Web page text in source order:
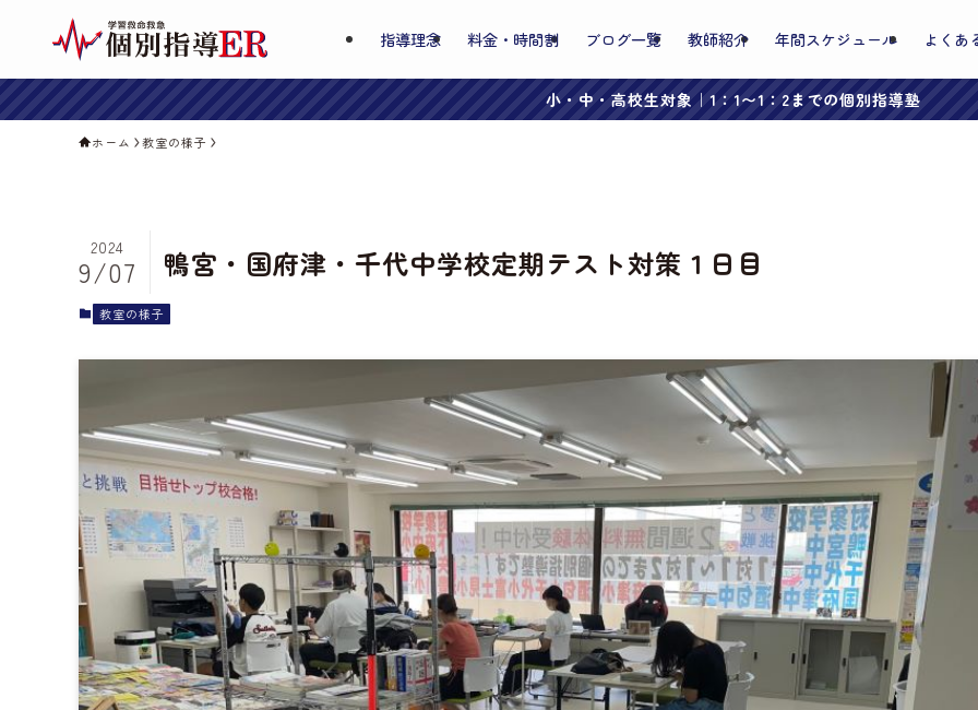
指導理念 料金・時間割 ブログ一覧 教師紹介 年間スケジュール よくあ
小・中・高校生対象｜1：1〜1：2までの個別指導塾
ホーム 教室の様子
鴨宮・国府津・千代中学校定期テスト対策１日目
2024
9/07
教室の様子